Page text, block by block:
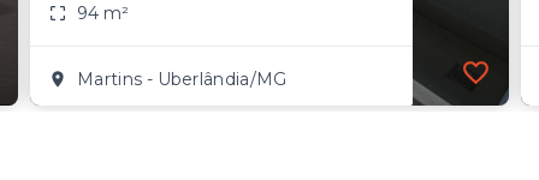
94 m²
Martins - Uberlândia/MG